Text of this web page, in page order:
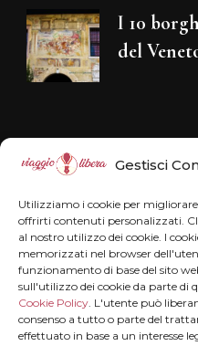
Gestisci
Utilizziamo i cookie per
offrirti contenuti personalizzati.
al nostro utilizzo dei cookie. I
memorizzati nel browser
funzionamento di base del sito
sull'utilizzo dei cookie da parte di
Cookie Policy. L'utente può
consenso a tutto o parte del
effettuato in base a un interesse
I 10
del
testata giornalistica in
senza alcuna
considerarsi un
legge n° 62 del